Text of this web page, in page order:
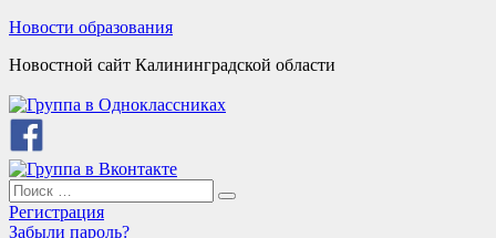
Skip
content
Новости образования
Новостной сайт Калининградской области
Search
for:
Search
Регистрация
Забыли пароль?